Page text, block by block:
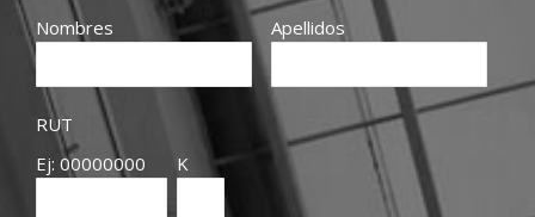
Nombres Apellidos
RUT
Ej: 00000000
K